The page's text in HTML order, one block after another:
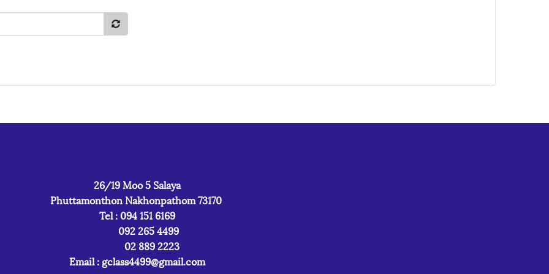
26/19 Moo 5 Salaya
Phuttamonthon Nakhonpathom 73170
Tel : 094 151 6169
092 265 4499
02 889 2223
Email : gclass4499@gmail.com